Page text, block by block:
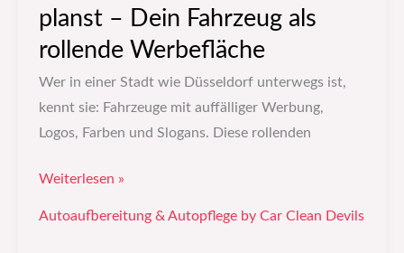
planst – Dein Fahrzeug als
rollende Werbefläche
Wer in einer Stadt wie Düsseldorf unterwegs ist,
kennt sie: Fahrzeuge mit auffälliger Werbung,
Logos, Farben und Slogans. Diese rollenden
Weiterlesen »
Autoaufbereitung & Autopflege by Car Clean Devils